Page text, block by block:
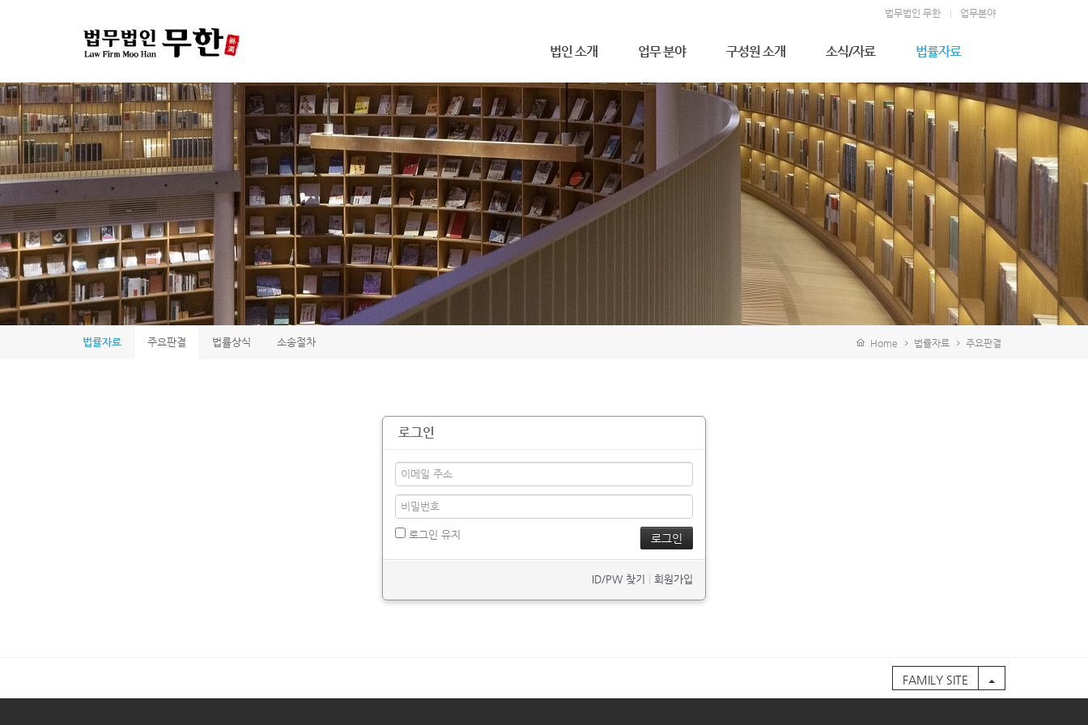
법무법인 무한 업무분야
법인 소개
무한 소개
사무소 위치
업무 분야 구성원 소개
우성만 고문변호사
김형천 고문변호사
전상훈 대표변호사
김덕길 대표변호사
이상완 대표변호사
정영석 구성원변호사
김영일 고문
이지영 변호사
김완휘 변호사
지승연 변호사
강기문 변호사
김병진 변호사
배진영 변호사
소식/자료
무한소식
법률자료
주요판결
법률상식
소송절차
법률자료 주요판결 법률상식 소송절차 Home 법률자료 주요판결
로그인
로그인 유지
ID/PW 찾기 회원가입
FAMILY SITE